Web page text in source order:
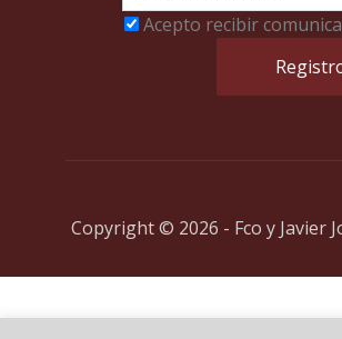
Acepto recibir
Copyright © 2026 - Fco y Javier